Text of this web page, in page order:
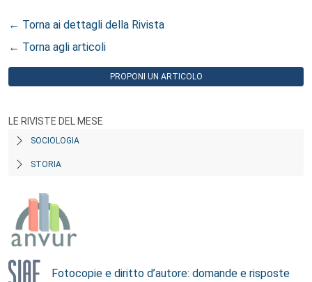
← Torna ai dettagli della Rivista
← Torna agli articoli
PROPONI UN ARTICOLO
LE RIVISTE DEL MESE
SOCIOLOGIA
STORIA
Fotocopie e diritto d’autore: domande e risposte